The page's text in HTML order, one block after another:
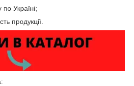
Україні;
продукції.